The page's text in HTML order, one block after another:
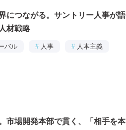
につながる。サントリー人事が語
材戦略
バル # 人事 # 人本主義
市場開発本部で貫く、「相手を本